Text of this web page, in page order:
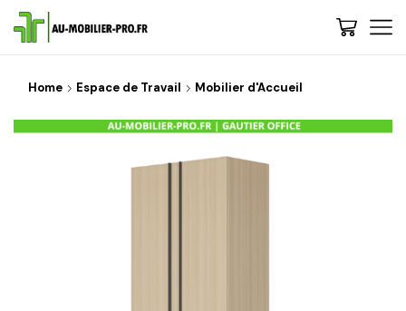
Home Espace de Travail Mobilier d'Accueil